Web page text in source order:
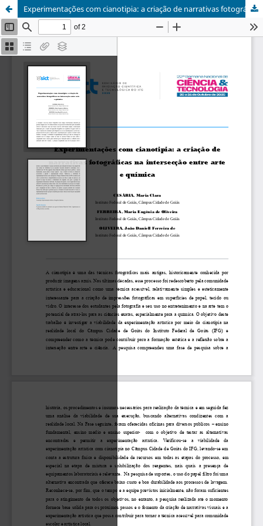
Experimentações com cianotipia: a criação de narrativas fotográficas na intersecção entre arte e química